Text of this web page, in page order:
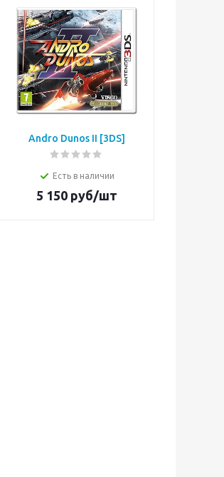
Andro Dunos II [3DS]
Есть в наличии
5 150руб/шт